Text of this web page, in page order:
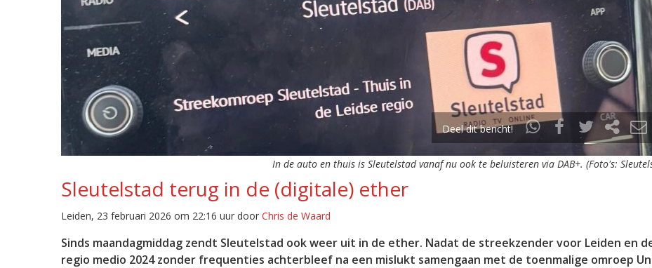
Deel dit bericht!
In de auto en thuis is Sleutelstad vanaf nu ook te beluisteren via DAB+. (Foto's:
Sleutelstad terug in de (digitale) ether
Leiden, 23 februari 2026 om 22:16 uur door Chris de Waard
Sinds maandagmiddag zendt Sleutelstad ook weer uit in de ether. Nadat de streekzender voor Leiden en
regio medio 2024 zonder frequenties achterbleef na een mislukt samengaan met de toenmalige omroep